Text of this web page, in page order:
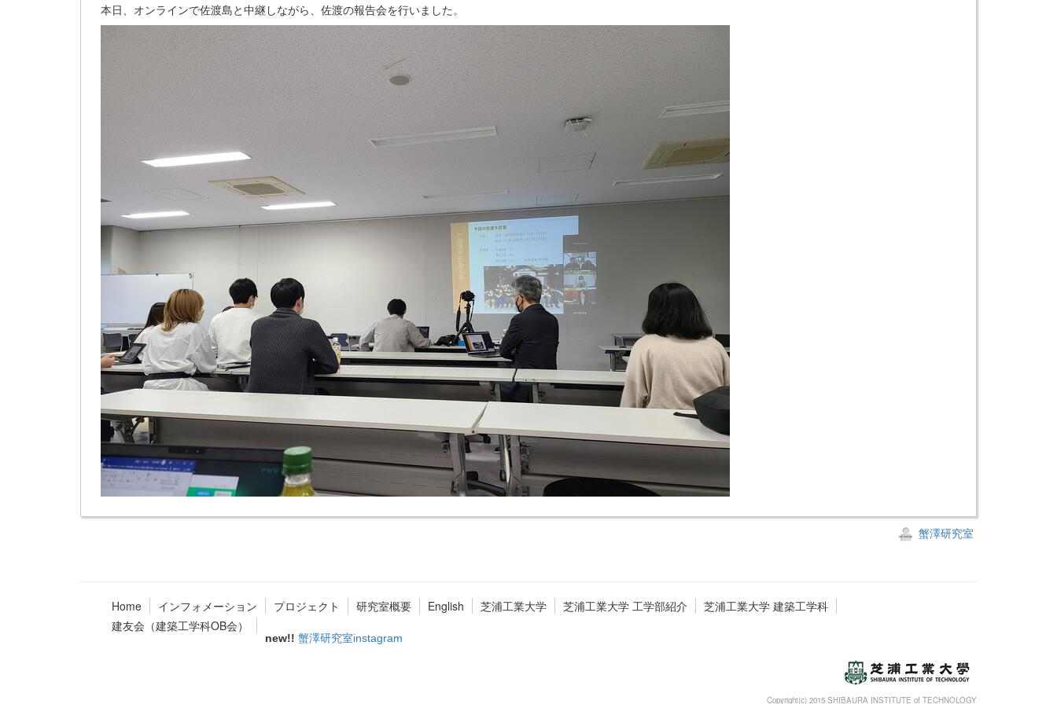
本日、オンラインで佐渡島と中継しながら、佐渡の報告会を行いました。
蟹澤研究室
Home インフォメーション プロジェクト 研究室概要 English 芝浦工業大学 芝浦工業大学 工学部紹介
芝浦工業大学 建築工学科
建友会（建築工学科OB会）
new!! 蟹澤研究室instagram
Copyright(c) 2015 SHIBAURA INSTITUTE of TECHNOLOGY